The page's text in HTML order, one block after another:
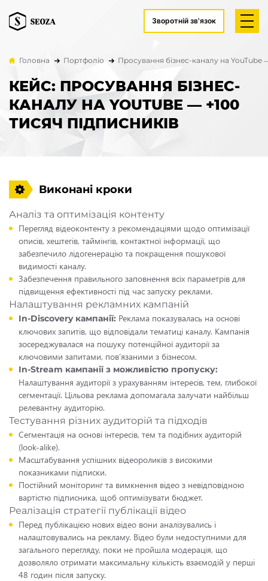
Зворотній зв'язок
Головна Портфоліо Просування бізнес-каналу на YouTube
КЕЙС: ПРОСУВАННЯ БІЗНЕС-
КАНАЛУ НА YOUTUBE — +100
ТИСЯЧ ПІДПИСНИКІВ
Виконані кроки
Аналіз та оптимізація контенту
Перегляд відеоконтенту з рекомендаціями щодо оптимізації
описів, хештегів, таймінгів, контактної інформації, що
забезпечило лідогенерацію та покращення пошукової
видимості каналу.
Забезпечення правильного заповнення всіх параметрів для
підвищення ефективності під час запуску реклами.
Налаштування рекламних кампаній
In-Discovery кампанії: Реклама показувалась на основі
ключових запитів, що відповідали тематиці каналу. Кампанія
зосереджувалася на пошуку потенційної аудиторії за
ключовими запитами, пов’язаними з бізнесом.
In-Stream кампанії з можливістю пропуску:
Налаштування аудиторії з урахуванням інтересів, тем, глибокої
сегментації. Цільова реклама допомагала залучати найбільш
релевантну аудиторію.
Тестування різних аудиторій та підходів
Сегментація на основі інтересів, тем та подібних аудиторій
(look-alike).
Масштабування успішних відеороликів з високими
показниками підписки.
Постійний моніторинг та вимкнення відео з невідповідною
вартістю підписника, щоб оптимізувати бюджет.
Реалізація стратегії публікації відео
Перед публікацією нових відео вони аналізувались і
налаштовувались на рекламу. Відео були недоступними для
загального перегляду, поки не пройшла модерація, що
дозволяло отримати максимальну кількість взаємодій у перші
48 годин після запуску.